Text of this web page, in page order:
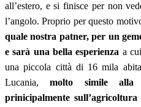
all’estero, e si finisce per non
l’angolo. Proprio per questo
quale nostra patner, per un
e sarà una bella esperienza a
una piccola città di 16 mila
Lucania,molto simile alla
prinicipalmente